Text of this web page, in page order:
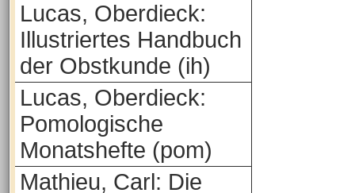
Lucas, Oberdieck:
Illustriertes Handbuch
der Obstkunde (ih)
Lucas, Oberdieck:
Pomologische
Monatshefte (pom)
Mathieu, Carl: Die